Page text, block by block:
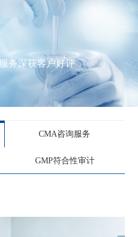
务深获客户好评
CMA咨询服务
GMP符合性审计